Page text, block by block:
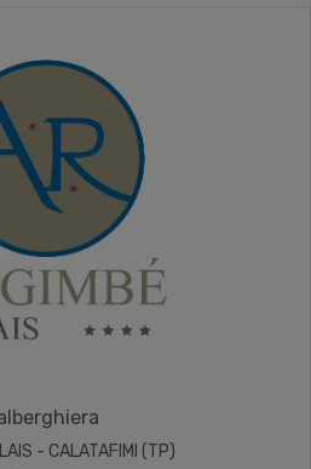
- CALATAFIMI (TP)